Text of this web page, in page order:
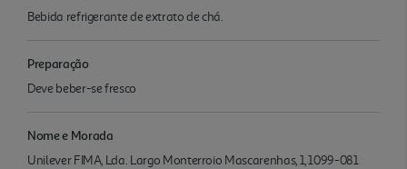
Bebida refrigerante de extrato de chá.
Preparação
Deve beber-se fresco
Nome e Morada
Unilever FIMA, Lda. Largo Monterroio Mascarenhas, 1, 1099-081